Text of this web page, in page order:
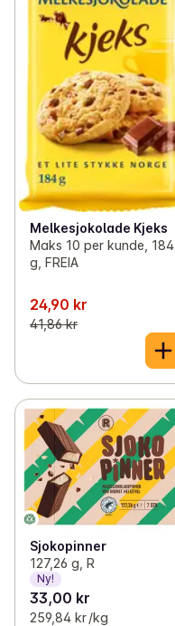
Melkesjokolade Kjeks
Maks 10 per kunde, 184
g, FREIA
24,90 kr
41,86 kr
Sjokopinner
127,26 g, R
Ny!
33,00 kr
259,84 kr /kg